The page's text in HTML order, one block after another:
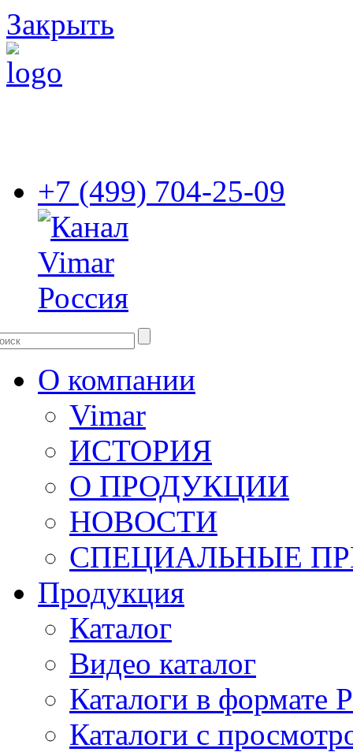
Закрыть
+7 (499) 704-25-09
О компании
Vimar
ИСТОРИЯ
О ПРОДУКЦИИ
НОВОСТИ
СПЕЦИАЛЬНЫЕ
Продукция
Каталог
Видео каталог
Каталоги в формате
Каталоги с